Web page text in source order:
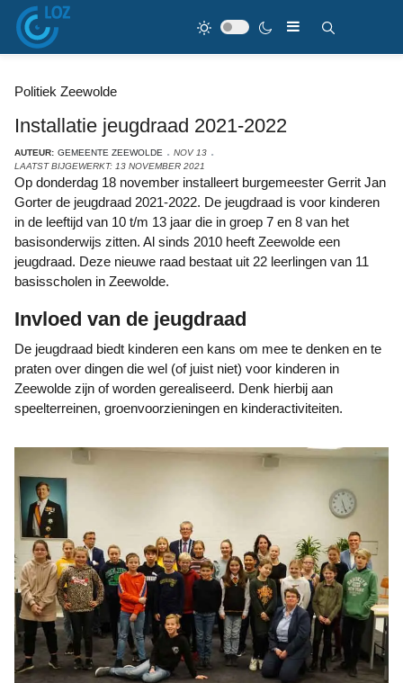
Politiek Zeewolde
Installatie jeugdraad 2021-2022
AUTEUR: GEMEENTE ZEEWOLDE
NOV 13
LAATST BIJGEWERKT: 13 NOVEMBER 2021
Op donderdag 18 november installeert burgemeester Gerrit Jan
Gorter de jeugdraad 2021-2022. De jeugdraad is voor kinderen
in de leeftijd van 10 t/m 13 jaar die in groep 7 en 8 van het
basisonderwijs zitten. Al sinds 2010 heeft Zeewolde een
jeugdraad. Deze nieuwe raad bestaat uit 22 leerlingen van 11
basisscholen in Zeewolde.
Invloed van de jeugdraad
De jeugdraad biedt kinderen een kans om mee te denken en te
praten over dingen die wel (of juist niet) voor kinderen in
Zeewolde zijn of worden gerealiseerd. Denk hierbij aan
speelterreinen, groenvoorzieningen en kinderactiviteiten.